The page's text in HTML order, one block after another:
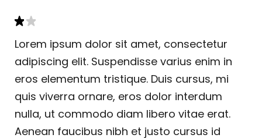
Lorem ipsum dolor sit amet, consectetur
adipiscing elit. Suspendisse varius enim in
eros elementum tristique. Duis cursus, mi
quis viverra ornare, eros dolor interdum
nulla, ut commodo diam libero vitae erat.
Aenean faucibus nibh et justo cursus id